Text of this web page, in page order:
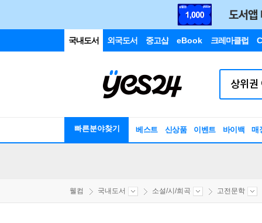
국내도서 외국도서 중고샵 eBook 크레마클럽
빠른분야찾기 베스트 신상품 이벤트 바이백 매
웰컴 국내도서 소설/시/희곡 고전문학